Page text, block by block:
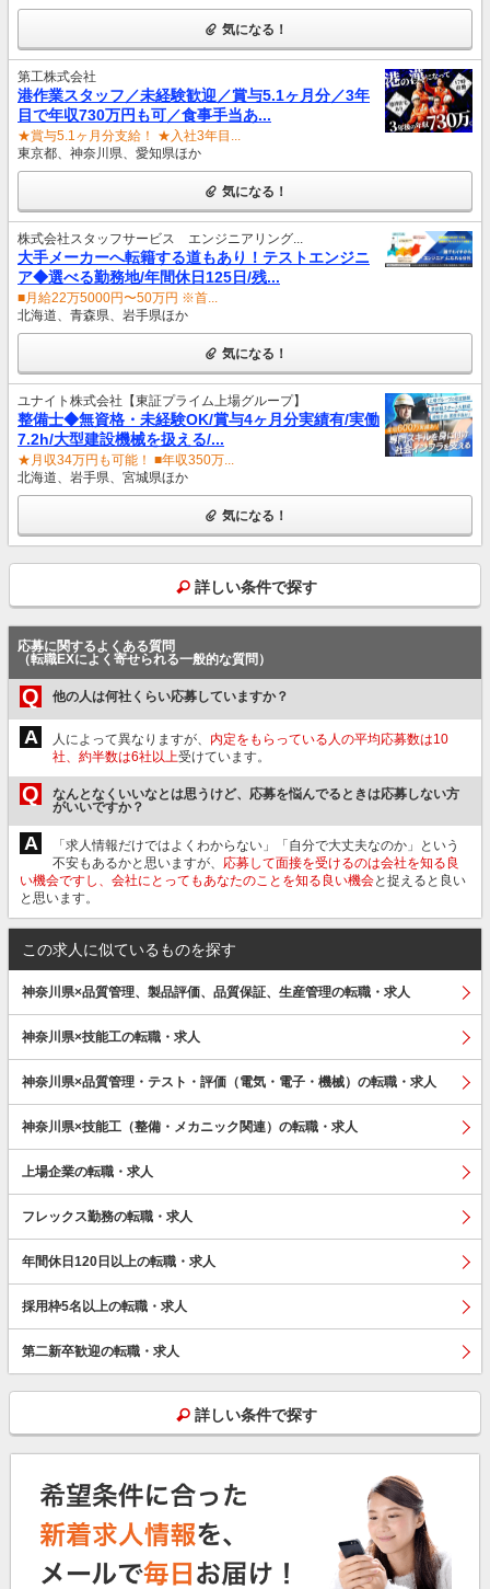
気になる！
第工株式会社
港作業スタッフ／未経験歓迎／賞与5.1ヶ月分／3年
目で年収730万円も可／食事手当あ...
★賞与5.1ヶ月分支給！ ★入社3年目...
東京都、神奈川県、愛知県ほか
気になる！
株式会社スタッフサービス エンジニアリング...
大手メーカーへ転籍する道もあり！テストエンジニ
ア◆選べる勤務地/年間休日125日/残...
■月給22万5000円〜50万円 ※首...
北海道、青森県、岩手県ほか
気になる！
ユナイト株式会社【東証プライム上場グループ】
整備士◆無資格・未経験OK/賞与4ヶ月分実績有/実働
7.2h/大型建設機械を扱える/...
★月収34万円も可能！ ■年収350万...
北海道、岩手県、宮城県ほか
気になる！
詳しい条件で探す
応募に関するよくある質問
（転職EXによく寄せられる一般的な質問）
Q 他の人は何社くらい応募していますか？
A 人によって異なりますが、 内定をもらっている人の平均応募数は10
社、約半数は6社以上受けています。
Q
なんとなくいいなとは思うけど、応募を悩んでるときは応募しない方
がいいですか？
A
「求人情報だけではよくわからない」「自分で大丈夫なのか」という
不安もあるかと思いますが、 応募して面接を受けるのは会社を知る良
い機会ですし、会社にとってもあなたのことを知る良い機会と捉えると良い
と思います。
この求人に似ているものを探す
神奈川県×品質管理、製品評価、品質保証、生産管理の転職・求人
神奈川県×技能工の転職・求人
神奈川県×品質管理・テスト・評価（電気・電子・機械）の転職・求人
神奈川県×技能工（整備・メカニック関連）の転職・求人
上場企業の転職・求人
フレックス勤務の転職・求人
年間休日120日以上の転職・求人
採用枠5名以上の転職・求人
第二新卒歓迎の転職・求人
詳しい条件で探す